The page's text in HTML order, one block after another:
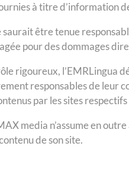
à titre d’information
saurait être tenue
pour des dommages
rigoureux, l’EMRLingua
responsables de leur
par les sites
media n’assume en
de son site.